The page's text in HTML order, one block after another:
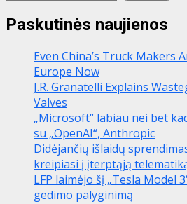
Paskutinės naujienos
Even China’s Truck Makers
Europe Now
J.R. Granatelli Explains
Valves
„Microsoft“ labiau nei bet
su „OpenAI“, Anthropic
Didėjančių išlaidų
kreipiasi į įterptąją
LFP laimėjo šį „Tesla Model
gedimo palyginimą